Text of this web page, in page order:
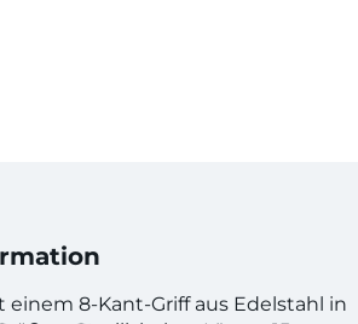
8-Kant-Griff aus Edelstahl in